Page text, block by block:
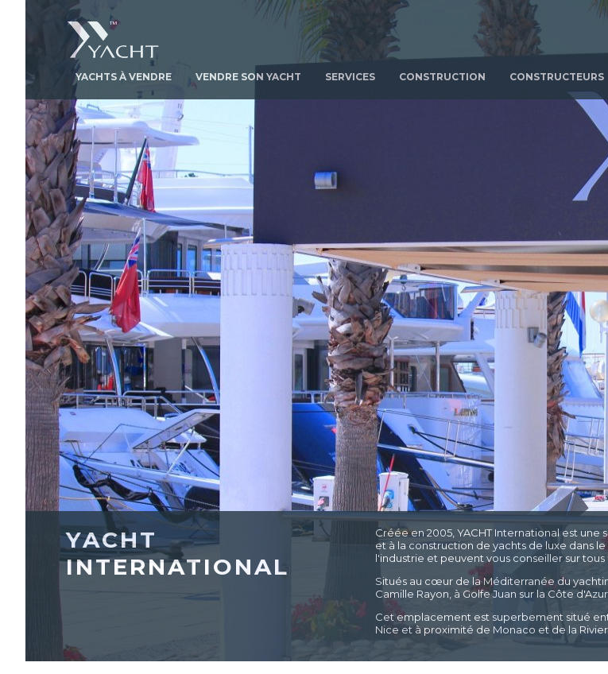
YACHTS À VENDRE VENDRE SON YACHT SERVICES CONSTRUCTION CONSTRUCTEURS
YACHT
INTERNATIONAL
Créée en 2005, YACHT International est
et à la construction de yachts de luxe dans
l'industrie et peuvent vous conseiller sur
Situés au cœur de la Méditerranée du
Camille Rayon, à Golfe Juan sur la Côte d'Azur.
Cet emplacement est superbement situé
Nice et à proximité de Monaco et de la